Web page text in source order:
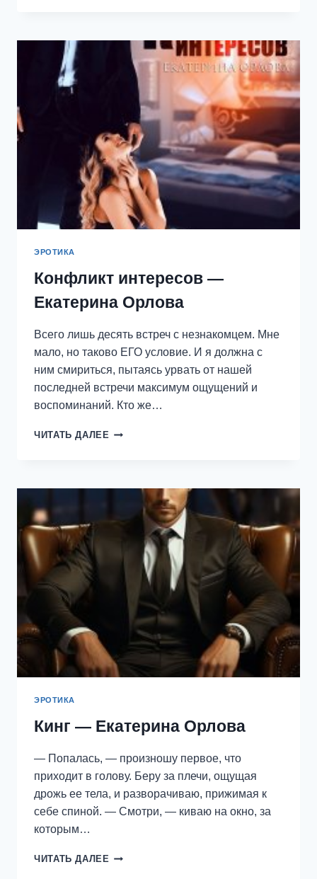
ОРЛОВА
ЭРОТИКА
Конфликт интересов —
Екатерина Орлова
Всего лишь десять встреч с незнакомцем. Мне
мало, но таково ЕГО условие. И я должна с
ним смириться, пытаясь урвать от нашей
последней встречи максимум ощущений и
воспоминаний. Кто же…
ЧИТАТЬ ДАЛЕЕ КОНФЛИКТ
ОРЛОВА
ЭРОТИКА
Кинг — Екатерина Орлова
— Попалась, — произношу первое, что
приходит в голову. Беру за плечи, ощущая
дрожь ее тела, и разворачиваю, прижимая к
себе спиной. — Смотри, — киваю на окно, за
которым…
ЧИТАТЬ ДАЛЕЕ КИНГ